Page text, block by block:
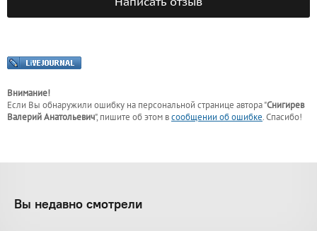
Внимание!
Если Вы обнаружили ошибку на персональной странице автора "Снигирев
Валерий Анатольевич", пишите об этом всообщении об ошибке. Спасибо!
Вы недавно смотрели